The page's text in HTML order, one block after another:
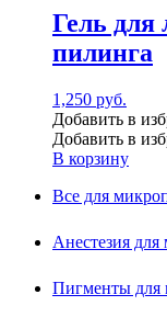
Гель для
пилинга
1,250 руб.
Добавить в
Добавить в
В корзину
Все для
Анестезия
Пигменты для